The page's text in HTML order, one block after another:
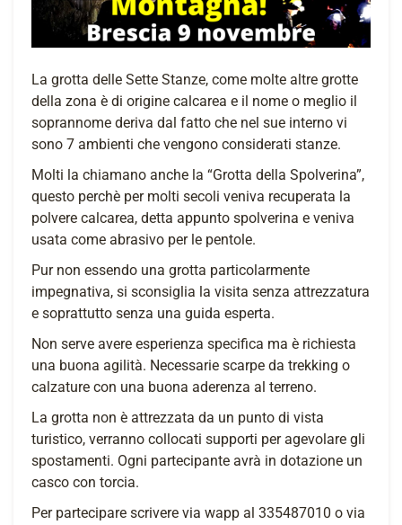
La grotta delle Sette Stanze, come molte altre grotte
della zona è di origine calcarea e il nome o meglio il
soprannome deriva dal fatto che nel sue interno vi
sono 7 ambienti che vengono considerati stanze.
Molti la chiamano anche la “Grotta della Spolverina”,
questo perchè per molti secoli veniva recuperata la
polvere calcarea, detta appunto spolverina e veniva
usata come abrasivo per le pentole.
Pur non essendo una grotta particolarmente
impegnativa, si sconsiglia la visita senza attrezzatura
e soprattutto senza una guida esperta.
Non serve avere esperienza specifica ma è richiesta
una buona agilità. Necessarie scarpe da trekking o
calzature con una buona aderenza al terreno.
La grotta non è attrezzata da un punto di vista
turistico, verranno collocati supporti per agevolare gli
spostamenti. Ogni partecipante avrà in dotazione un
casco con torcia.
Per partecipare scrivere via wapp al 335487010 o via